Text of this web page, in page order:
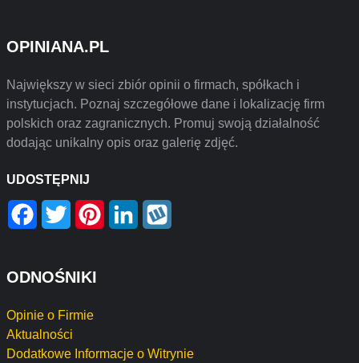
OPINIANA.PL
Największy w sieci zbiór opinii o firmach, spółkach i
instytucjach. Poznaj szczegółowe dane i lokalizację firm
polskich oraz zagranicznych. Promuj swoją działalność
dodając unikalny opis oraz galerię zdjęć.
UDOSTĘPNIJ
Facebook
Twitter PinterestLinkedIn
ODNOŚNIKI
Opinie o Firmie
Aktualności
Dodatkowe Informacje o Witrynie